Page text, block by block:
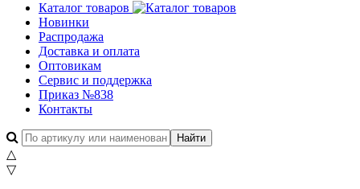
Каталог товаров
Новинки
Распродажа
Доставка и оплата
Оптовикам
Сервис и поддержка
Приказ №838
Контакты
△
▽